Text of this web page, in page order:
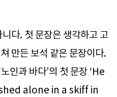
다. 첫 문장은 생각하고 고
만든 보석 같은 문장이다.
인과 바다’의 첫 문장 ‘He
alone in a skiff in